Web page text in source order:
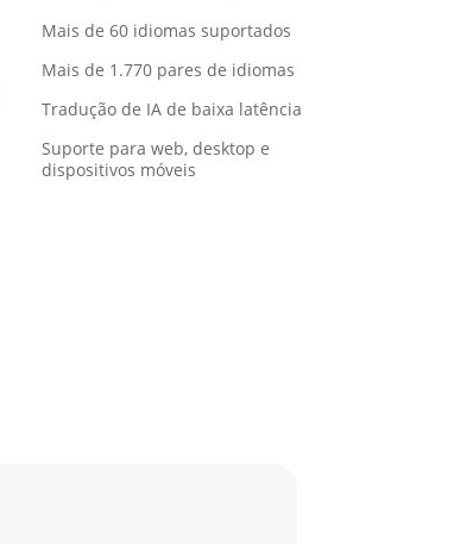
Mais de 60 idiomas suportados
Mais de 1.770 pares de idiomas
Tradução de IA de baixa latência
Suporte para web, desktop e
dispositivos móveis